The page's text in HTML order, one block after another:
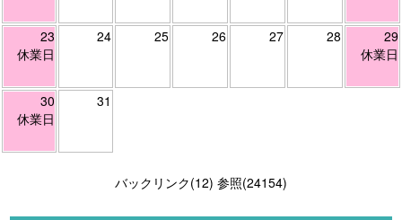
23
休業日
24 25 26 27 28
29
休業日
30
休業日
31
バックリンク(12) 参照(24154)